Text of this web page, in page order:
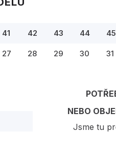
41 42 43 44 45
27 28 29 30 31
NEBO
Jsme tu